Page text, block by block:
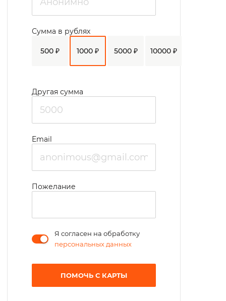
500 ₽ 1000 ₽ 5000 ₽ 10000 ₽
Сумма в рублях
Другая сумма
Email
Пожелание
Я согласен на обработку
персональных данных
ПОМОЧЬ С КАРТЫ